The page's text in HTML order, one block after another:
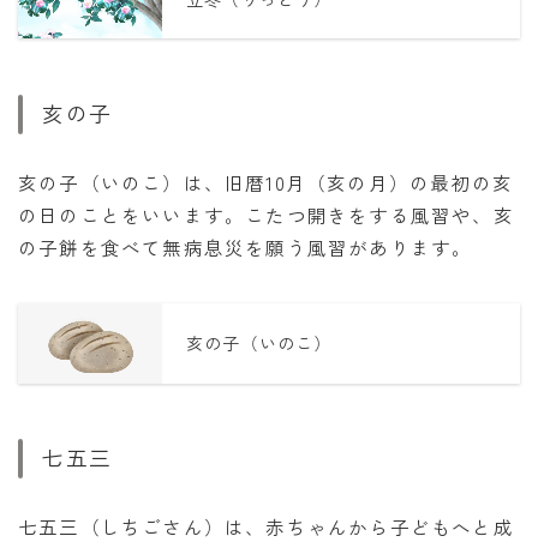
亥の子
亥の子（いのこ）は、旧暦10月（亥の月）の最初の亥
の日のことをいいます。こたつ開きをする風習や、亥
の子餅を食べて無病息災を願う風習があります。
亥の子（いのこ）
七五三
七五三（しちごさん）は、赤ちゃんから子どもへと成